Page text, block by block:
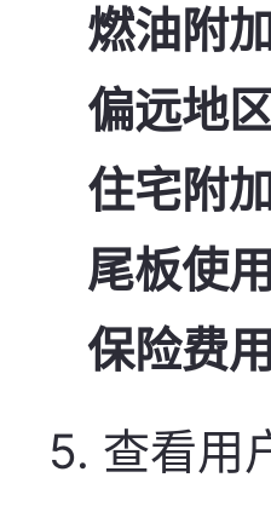
燃油附
偏远地
住宅附
尾板使
保险费用
5. 查看用